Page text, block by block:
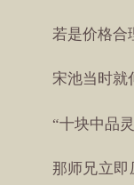
若是价格合
宋池当时就
“十块中品
那师兄立即